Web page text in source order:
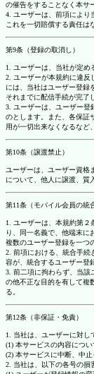
の催告をすることなく本サ
4. ユーザーは、前項により
これを一切賠償する責任は
第9条（登録の取消し）
1. ユーザーは、当社が定め
2. ユーザーが本規約に違反
には、当社はユーザー登録
それまでに配信手続が完了
3. ユーザーは、ユーザー登
のとします。また、各保証
用が一切出来なくなるなど
第10条（譲渡禁止）
ユーザーは、ユーザー資格
について、他人に譲渡、質
第11条（モバイル会員の統
1. ユーザーは、本規約第２
り、同一名義で、他端末に
複数のユーザー登録を一つ
2. 前項における、統合手続
容が、統合するユーザー登
3. 前二項に拘わらず、当該
の他不正な目的を有して複
る。
第12条（非保証・免責）
1. 当社は、ユーザーに対し
(1) 本サービスの内容につ
(2) 本サービスに中断、中
2. 当社は、以下の各号の損